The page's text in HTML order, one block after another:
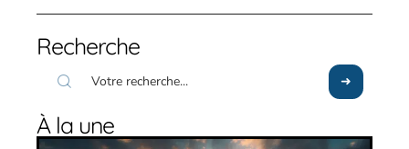
Recherche
À la une